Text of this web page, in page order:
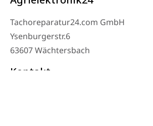
Tachoreparatur24.com GmbH
Ysenburgerstr.6
63607 Wächtersbach
Kontakt